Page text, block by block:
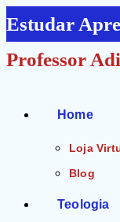
Ir
para
o
Estudar
Professor
Home
Loja
Blog
Teologia